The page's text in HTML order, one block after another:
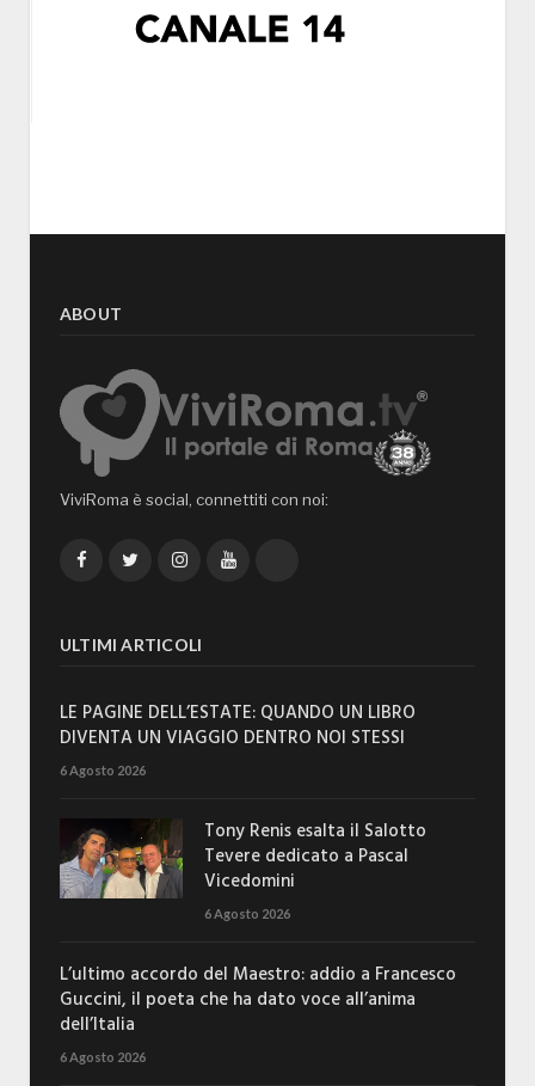
ABOUT
ViviRoma è social, connettiti con noi:
FacebookTwitterInstagramYouTube
ULTIMI ARTICOLI
LE PAGINE DELL’ESTATE: QUANDO UN LIBRO
DIVENTA UN VIAGGIO DENTRO NOI STESSI
6 Agosto 2026
Tony Renis esalta il Salotto
Tevere dedicato a Pascal
Vicedomini
6 Agosto 2026
L’ultimo accordo del Maestro: addio a Francesco
Guccini, il poeta che ha dato voce all’anima
dell’Italia
6 Agosto 2026